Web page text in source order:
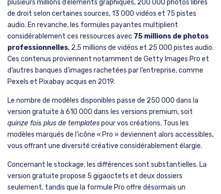
plusieurs millions d’éléments graphiques, 200 000 photos libres
de droit selon certaines sources, 13 000 vidéos et 75 pistes
audio. En revanche, les formules payantes multiplient
considérablement ces ressources avec 75 millions de photos
professionnelles, 2,5 millions de vidéos et 25 000 pistes audio.
Ces contenus proviennent notamment de Getty Images Pro et
d’autres banques d’images rachetées par l’entreprise, comme
Pexels et Pixabay acquis en 2019.
Le nombre de modèles disponibles passe de 250 000 dans la
version gratuite à 610 000 dans les versions premium, soit
quinze fois plus de templatespour vos créations. Tous les
modèles marqués de l’icône « Pro » deviennent alors accessibles,
vous offrant une diversité créative considérablement élargie.
Concernant le stockage, les différences sont substantielles. La
version gratuite propose 5 gigaoctets et deux dossiers
seulement, tandis que la formule Pro offre désormais un